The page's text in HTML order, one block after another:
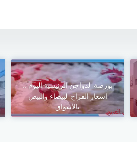
بورصة الدواجن الرئيسية اليوم ..
اسعار الفراخ البيضاء والبيض
بالأسواق